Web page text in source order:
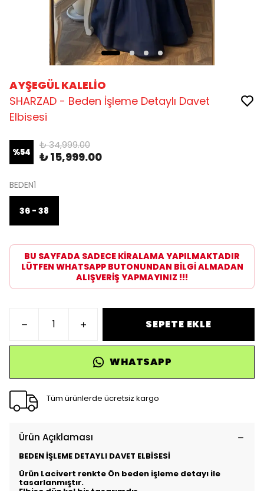
AYŞEGÜL KALELİO
SHARZAD - Beden İşleme Detaylı Davet
Elbisesi
%54
₺ 34,999.00
₺ 15,999.00
BEDEN1
36 - 38
BU SAYFADA SADECE KİRALAMA YAPILMAKTADIR
LÜTFEN WHATSAPP BUTONUNDAN BİLGİ ALMADAN
ALIŞVERİŞ YAPMAYINIZ !!!
SEPETE EKLE
WHATSAPP
Tüm ürünlerde ücretsiz kargo
Ürün Açıklaması
BEDEN İŞLEME DETAYLI DAVET ELBİSESİ
Ürün Lacivert renkte Ön beden işleme detayı ile
tasarlanmıştır.